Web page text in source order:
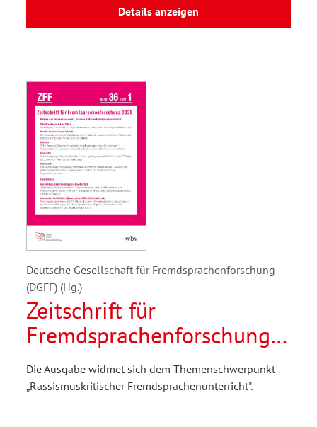
Details anzeigen
Deutsche Gesellschaft für Fremdsprachenforschung
(DGFF) (Hg.)
Zeitschrift für
Fremdsprachenforschung
1/2025
Die Ausgabe widmet sich dem Themenschwerpunkt
„Rassismuskritischer Fremdsprachenunterricht".